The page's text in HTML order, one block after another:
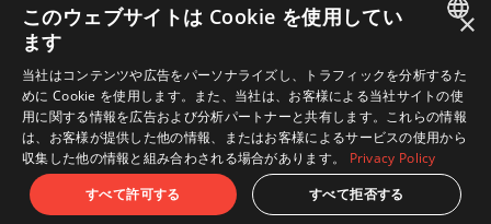
trademarks of the Microsoft group of companies.
© ARC SYSTEM WORKS / © 2024 CD PROJEKT S.A. All rights reserved. CD
PROJEKT, the CD PROJEKT logo, Cyberpunk, Cyberpunk 2077, the
Cyberpunk 2077 logo and Cyberpunk: Edgerunners are trademarks and/or
registered trademarks of CD PROJEKT S.A. in the US and/or other
countries.
ENGLISH
×
このウェブサイトは Cookie を使用してい
ます
当社はコンテンツや広告をパーソナライズし、トラフィックを分析するた
めに Cookie を使用します。また、当社は、お客様による当社サイトの使
用に関する情報を広告および分析パートナーと共有します。これらの情報
は、お客様が提供した他の情報、またはお客様によるサービスの使用から
収集した他の情報と組み合わされる場合があります。
Privacy Policy
すべて許可する
すべて拒否する